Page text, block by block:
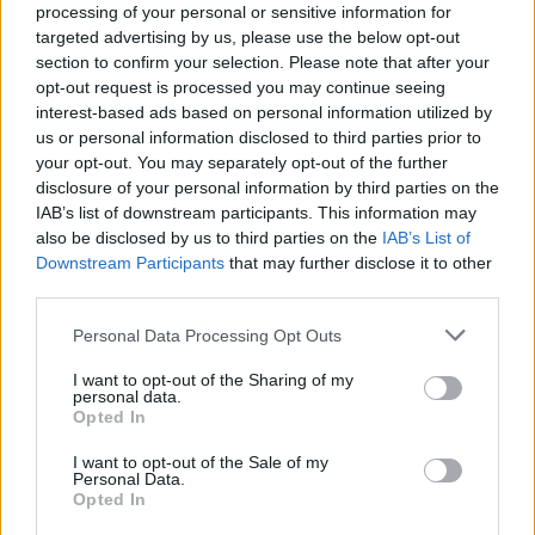
processing of your personal or sensitive information for
targeted advertising by us, please use the below opt-out
section to confirm your selection. Please note that after your
opt-out request is processed you may continue seeing
interest-based ads based on personal information utilized by
us or personal information disclosed to third parties prior to
your opt-out. You may separately opt-out of the further
disclosure of your personal information by third parties on the
IAB’s list of downstream participants. This information may
also be disclosed by us to third parties on the IAB’s List of
Downstream Participants that may further disclose it to other
Personal Data Processing Opt Outs
I want to opt-out of the Sharing of my
personal data.
Opted In
I want to opt-out of the Sale of my
Personal Data.
Opted In
Comentari:
Deseu el meu nom, el correu electrònic i el lloc web en
aquest navegador per a la propera vegada que comenti.
Captcha8 * 5 = ?
characters